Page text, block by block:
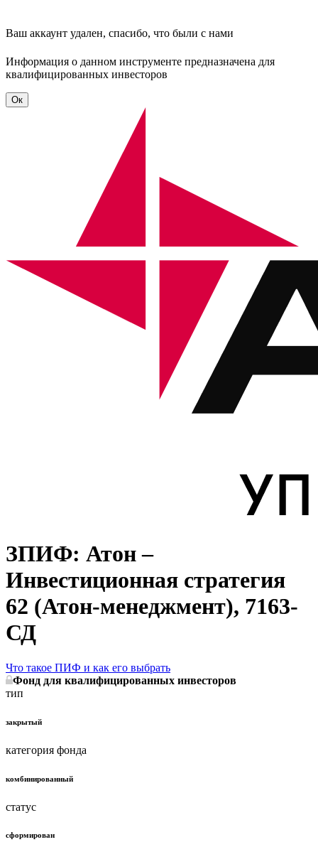
Ваш аккаунт удален, спасибо, что были с нами
Информация о данном инструменте предназначена для
квалифицированных инвесторов
Ок
ЗПИФ: Атон –
Инвестиционная стратегия
62 (Атон-менеджмент), 7163-
СД
Что такое ПИФ и как его выбрать
Фонд для квалифицированных инвесторов
тип
закрытый
категория фонда
комбинированный
статус
сформирован